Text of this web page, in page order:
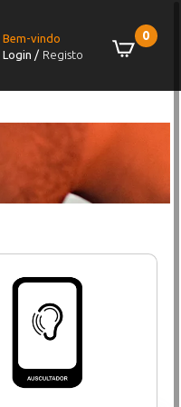
0
Bem-vindo
Login / Registo